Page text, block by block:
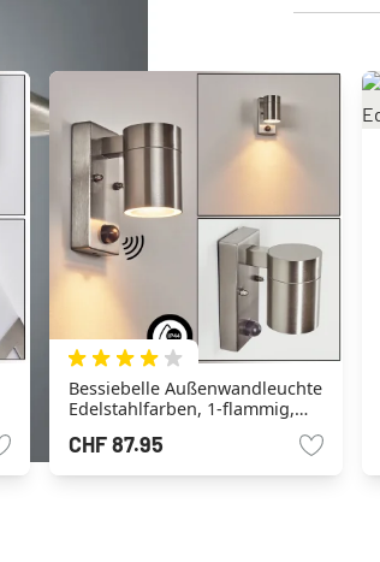
Bessiebelle Außenwandleuchte
Edelstahlfarben, 1-flammig,
CHF 87.95